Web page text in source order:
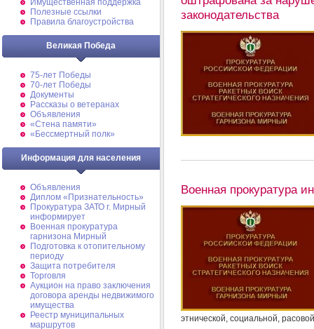
Имущественная поддержка
Полезные ссылки
Правила благоустройства
Великая Победа
75-лет Победы
70-лет Победы
Документы
Рассказы о ветеранах
Объявления
«Стена памяти»
«Бессмертный полк»
Информация для населения
Объявления
Диплом «Признательность»
Прокуратура ЗАТО г. Мирный
информирует
Военная прокуратура
гарнизона Мирный
Подготовка к отопительному
периоду
Защита потребителя
Торговля
Аукцион на право заключения
договора аренды недвижимого
имущества
Реестр муниципальных
маршрутов
законодательства
Военная прокуратура
этнической, социальной,